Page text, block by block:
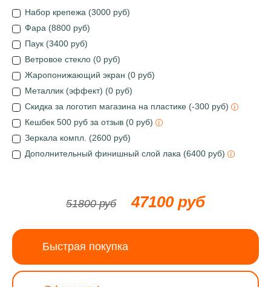
Набор крепежа (3000 руб)
Фара (8800 руб)
Паук (3400 руб)
Ветровое стекло (0 руб)
Жаропонижающий экран (0 руб)
Металлик (эффект) (0 руб)
Скидка за логотип магазина на пластике (-300 руб)
Кешбек 500 руб за отзыв (0 руб)
Зеркала компл. (2600 руб)
Дополнительный финишный слой лака (6400 руб)
51800 руб 47100 руб
Быстрая покупка